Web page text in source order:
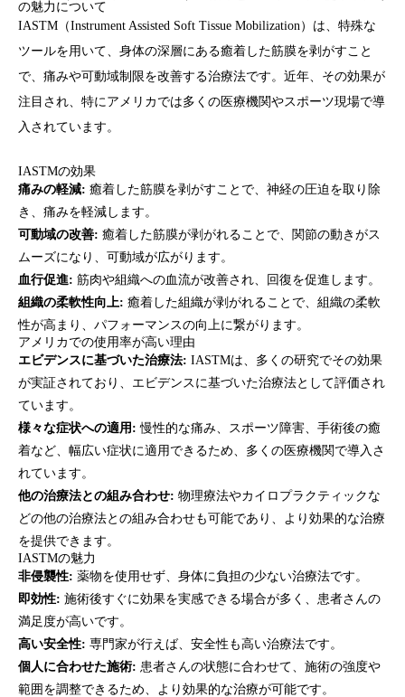
の魅力について
IASTM（Instrument Assisted Soft Tissue Mobilization）は、特殊な
ツールを用いて、身体の深層にある癒着した筋膜を剥がすこと
で、痛みや可動域制限を改善する治療法です。近年、その効果が
注目され、特にアメリカでは多くの医療機関やスポーツ現場で導
入されています。
IASTMの効果
痛みの軽減: 癒着した筋膜を剥がすことで、神経の圧迫を取り除
き、痛みを軽減します。
可動域の改善: 癒着した筋膜が剥がれることで、関節の動きがス
ムーズになり、可動域が広がります。
血行促進: 筋肉や組織への血流が改善され、回復を促進します。
組織の柔軟性向上: 癒着した組織が剥がれることで、組織の柔軟
性が高まり、パフォーマンスの向上に繋がります。
アメリカでの使用率が高い理由
エビデンスに基づいた治療法: IASTMは、多くの研究でその効果
が実証されており、エビデンスに基づいた治療法として評価され
ています。
様々な症状への適用: 慢性的な痛み、スポーツ障害、手術後の癒
着など、幅広い症状に適用できるため、多くの医療機関で導入さ
れています。
他の治療法との組み合わせ: 物理療法やカイロプラクティックな
どの他の治療法との組み合わせも可能であり、より効果的な治療
を提供できます。
IASTMの魅力
非侵襲性: 薬物を使用せず、身体に負担の少ない治療法です。
即効性: 施術後すぐに効果を実感できる場合が多く、患者さんの
満足度が高いです。
高い安全性: 専門家が行えば、安全性も高い治療法です。
個人に合わせた施術: 患者さんの状態に合わせて、施術の強度や
範囲を調整できるため、より効果的な治療が可能です。